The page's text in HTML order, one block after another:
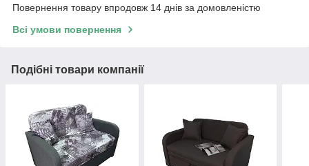
Повернення товару впродовж 14 днів за домовленістю
Всі умови повернення
Подібні товари компанії